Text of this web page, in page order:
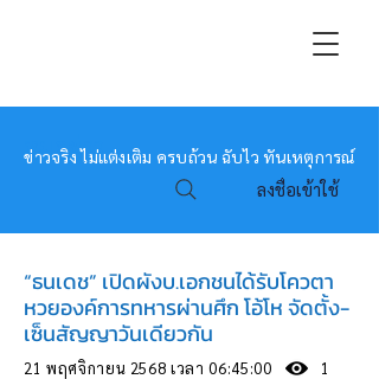
หมอข่าว
ข่าวจริง ไม่แต่งเติม ครบถ้วน ฉับไว ทันเหตุการณ์
ลงชื่อเข้าใช้
“ธนเดช” เปิดผังบ.เอกชนได้รับโควตา
หวยองค์การทหารผ่านศึก โอ้โห จัดตั้ง-
เซ็นสัญญาวันเดียวกัน
21 พฤศจิกายน 2568 เวลา 06:45:00 1